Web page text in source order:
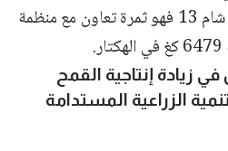
في الهكتار، والصنف الثاني شام 13 فهو ثمرة تعاون مع منظمة
زيادة إنتاجية القمح
الزراعية المستدامة